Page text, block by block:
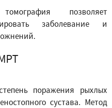
томография позволяет
заболевание и
поражения рыхлых
сустава. Метод